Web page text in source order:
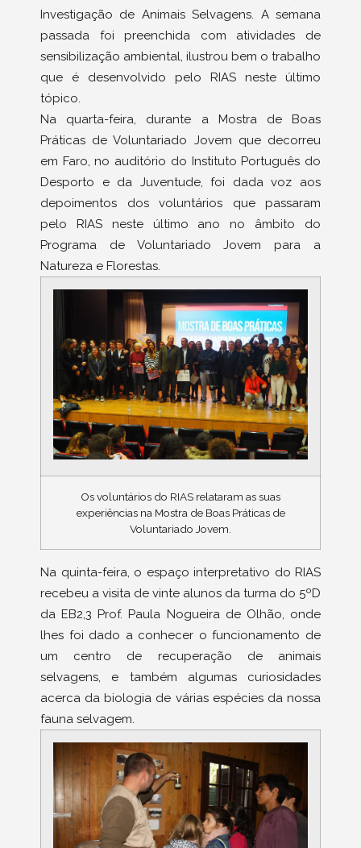
Investigação de Animais Selvagens. A semana
passada foi preenchida com atividades de
sensibilização ambiental, ilustrou bem o trabalho
que é desenvolvido pelo RIAS neste último
tópico.
Na quarta-feira, durante a Mostra de Boas
Práticas de Voluntariado Jovem que decorreu
em Faro, no auditório do Instituto Português do
Desporto e da Juventude, foi dada voz aos
depoimentos dos voluntários que passaram
pelo RIAS neste último ano no âmbito do
Programa de Voluntariado Jovem para a
Natureza e Florestas.
Os voluntários do RIAS relataram as suas
experiências na Mostra de Boas Práticas de
Voluntariado Jovem.
Na quinta-feira, o espaço interpretativo do RIAS
recebeu a visita de vinte alunos da turma do 5ºD
da EB2,3 Prof. Paula Nogueira de Olhão, onde
lhes foi dado a conhecer o funcionamento de
um centro de recuperação de animais
selvagens, e também algumas curiosidades
acerca da biologia de várias espécies da nossa
fauna selvagem.